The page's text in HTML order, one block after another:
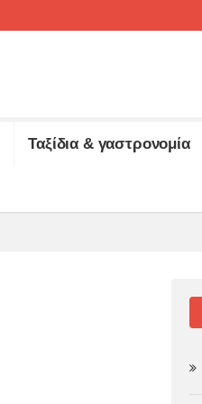
Ταξίδια & γαστρονομία